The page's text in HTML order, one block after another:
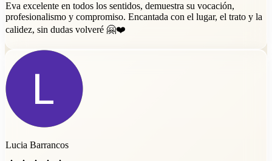
Eva excelente en todos los sentidos, demuestra su vocación,
profesionalismo y compromiso. Encantada con el lugar, el trato y la
calidez, sin dudas volveré 🤗❤️
Lucia Barrancos